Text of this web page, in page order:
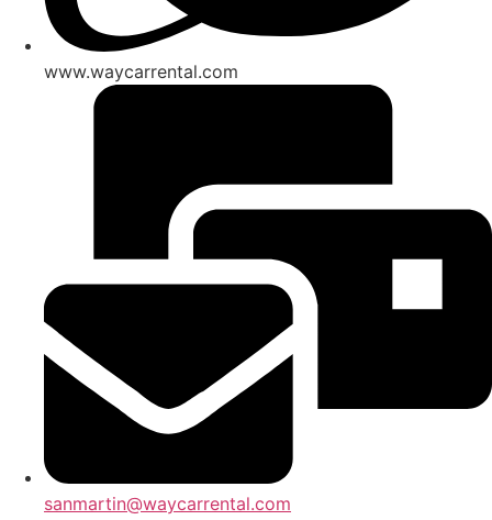
www.waycarrental.com
sanmartin@waycarrental.com